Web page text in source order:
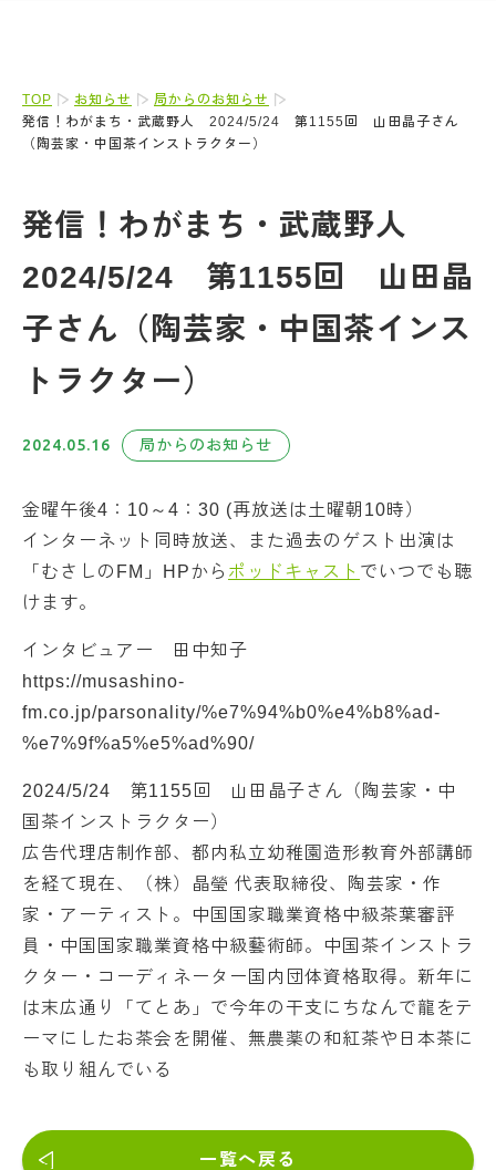
TOP お知らせ
局からのお知らせ
発信！わがまち・武蔵野人 2024/5/24 第1155回 山田晶子さん
（陶芸家・中国茶インストラクター）
発信！わがまち・武蔵野人
2024/5/24 第1155回 山田晶
子さん（陶芸家・中国茶インス
トラクター）
2024.05.16 局からのお知らせ
金曜午後4：10～4：30 (再放送は土曜朝10時）
インターネット同時放送、また過去のゲスト出演は
「むさしのFM」HPから ポッドキャスト でいつでも聴
けます。
インタビュアー 田中知子
https://musashino-
fm.co.jp/parsonality/%e7%94%b0%e4%b8%ad-
%e7%9f%a5%e5%ad%90/
2024/5/24 第1155回 山田晶子さん（陶芸家・中
国茶インストラクター）
広告代理店制作部、都内私立幼稚園造形教育外部講師
を経て現在、（株）晶瑩 代表取締役、陶芸家・作
家・アーティスト。中国国家職業資格中級茶葉審評
員・中国国家職業資格中級藝術師。中国茶インストラ
クター・コーディネーター国内団体資格取得。新年に
は末広通り「てとあ」で今年の干支にちなんで龍をテ
ーマにしたお茶会を開催、無農薬の和紅茶や日本茶に
も取り組んでいる
一覧へ戻る